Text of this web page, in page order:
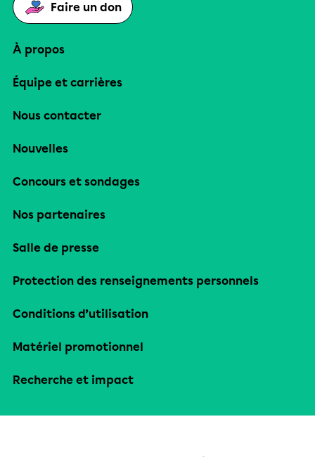
Faire un don
À propos
Équipe et carrières
Nous contacter
Nouvelles
Concours et sondages
Nos partenaires
Salle de presse
Protection des renseignements personnels
Conditions d’utilisation
Matériel promotionnel
Recherche et impact